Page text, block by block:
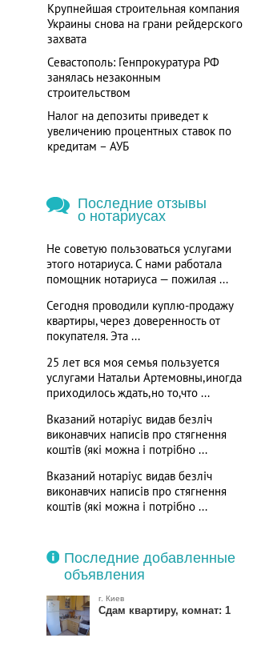
Крупнейшая строительная компания
Украины снова на грани рейдерского
захвата
Севастополь: Генпрокуратура РФ
занялась незаконным
строительством
Налог на депозиты приведет к
увеличению процентных ставок по
кредитам – АУБ
Последние отзывы
о нотариусах
Не советую пользоваться услугами
этого нотариуса. С нами работала
помощник нотариуса — пожилая ...
Сегодня проводили куплю-продажу
квартиры, через доверенность от
покупателя. Эта ...
25 лет вся моя семья пользуется
услугами Натальи Артемовны,иногда
приходилось ждать,но то,что ...
Вказаний нотаріус видав безліч
виконавчих написів про стягнення
коштів (які можна і потрібно ...
Вказаний нотаріус видав безліч
виконавчих написів про стягнення
коштів (які можна і потрібно ...
Последние добавленные
объявления
г. Киев
Сдам квартиру, комнат: 1